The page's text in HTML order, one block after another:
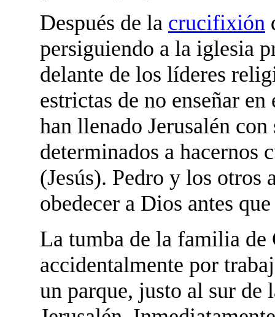
Después de la crucifixión
persiguiendo a la iglesia
delante de los líderes
estrictas de no enseñar
han llenado Jerusalén con
determinados a hacernos
(Jesús). Pedro y los otros
obedecer a Dios antes
La tumba de la familia de
accidentalmente por
un parque, justo al sur de